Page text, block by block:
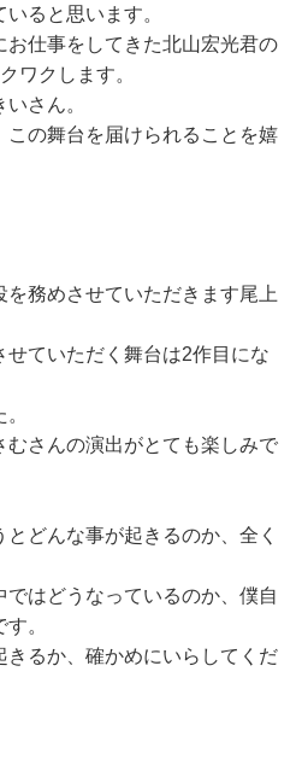
ると思います。
お仕事をしてきた北山宏光君の
ワクします。
さん。
の舞台を届けられることを嬉
を務めさせていただきます尾上
ていただく舞台は2作目にな
さんの演出がとても楽しみで
どんな事が起きるのか、全く
はどうなっているのか、僕自
。
きるか、確かめにいらしてくだ